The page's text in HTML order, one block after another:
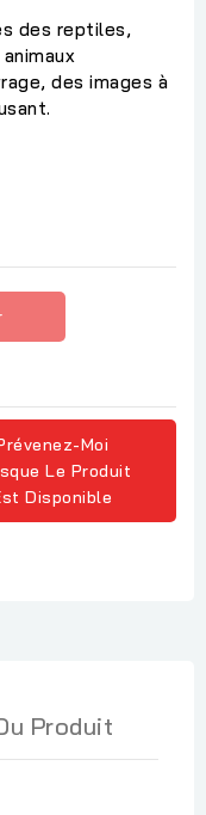
des reptiles,
des images à
Moi
Le Produit
Disponible
Produit